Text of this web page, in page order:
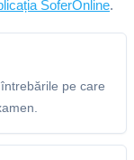
SoferOnline.
pe care